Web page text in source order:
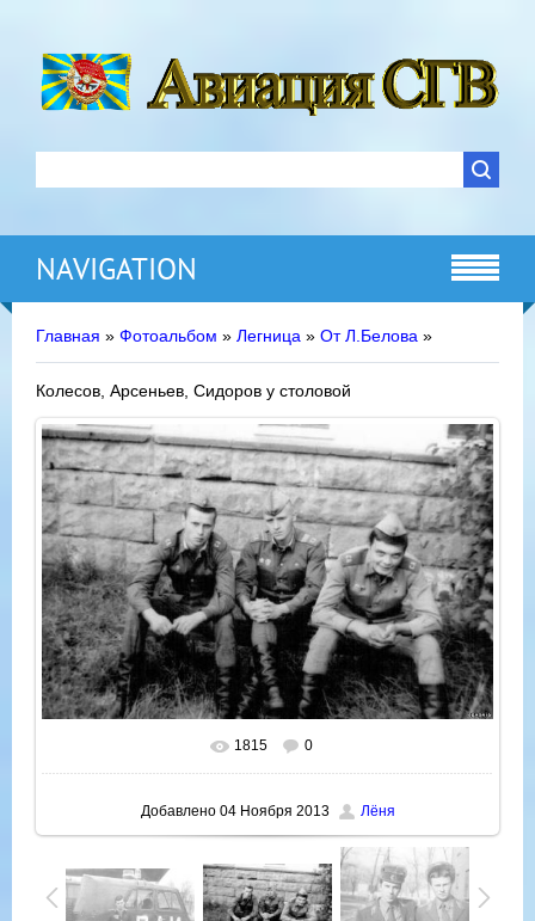
NAVIGATION
Главная » Фотоальбом » Легница » От Л.Белова »
Колесов, Арсеньев, Сидоров у столовой
В реальном размере 1000x654
1815 0
Добавлено04 Ноября 2013 Лёня